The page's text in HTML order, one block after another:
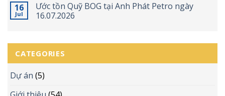
16
Jul
Ước tồn Quỹ BOG tại Anh Phát Petro ngày
16.07.2026
CATEGORIES
Dự án (5)